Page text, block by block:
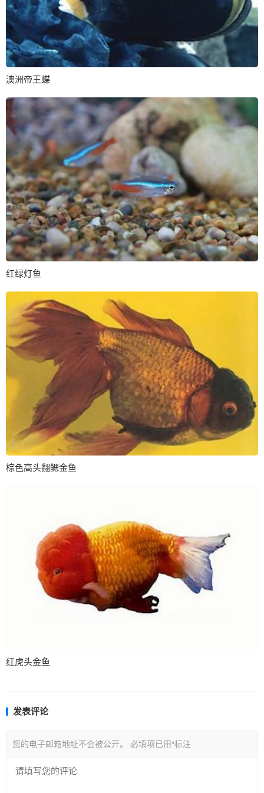
澳洲帝王蝶
红绿灯鱼
棕色高头翻鳃金鱼
红虎头金鱼
发表评论
您的电子邮箱地址不会被公开。 必填项已用*标注